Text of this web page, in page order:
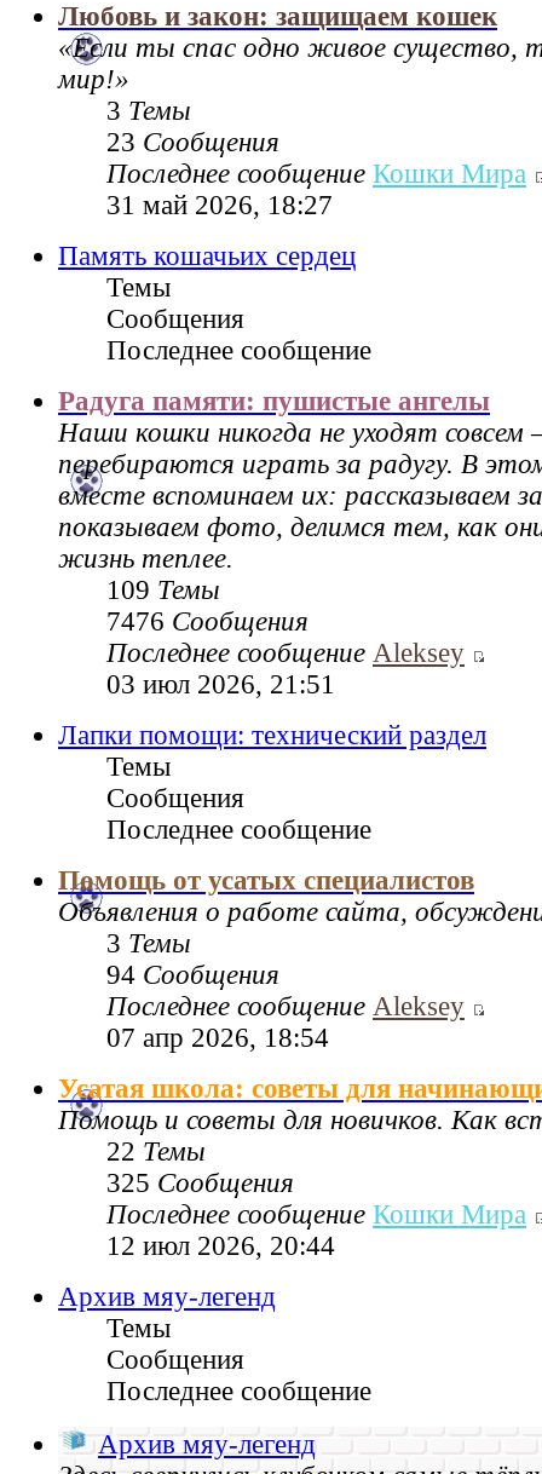
Любовь и закон: защищаем кошек
«Если ты спас одно живое существо,
мир!»
3 Темы
23 Сообщения
Последнее сообщение Кошки Мира
31 май 2026, 18:27
Память кошачьих сердец
Темы
Сообщения
Последнее сообщение
Радуга памяти: пушистые ангелы
Наши кошки никогда не уходят
перебираются играть за радугу. В
вместе вспоминаем их: рассказываем
показываем фото, делимся тем, как
жизнь теплее.
109 Темы
7476 Сообщения
Последнее сообщение Aleksey
03 июл 2026, 21:51
Лапки помощи: технический раздел
Темы
Сообщения
Последнее сообщение
Помощь от усатых специалистов
Объявления о работе сайта,
3 Темы
94 Сообщения
Последнее сообщение Aleksey
07 апр 2026, 18:54
Усатая школа: советы для
Помощь и советы для новичков. Как
22 Темы
325 Сообщения
Последнее сообщение Кошки Мира
12 июл 2026, 20:44
Архив мяу-легенд
Темы
Сообщения
Последнее сообщение
Архив мяу-легенд